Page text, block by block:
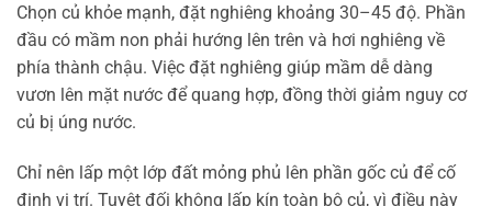
Chọn củ khỏe mạnh, đặt nghiêng khoảng 30–45 độ. Phần
đầu có mầm non phải hướng lên trên và hơi nghiêng về
phía thành chậu. Việc đặt nghiêng giúp mầm dễ dàng
vươn lên mặt nước để quang hợp, đồng thời giảm nguy cơ
củ bị úng nước.
Chỉ nên lấp một lớp đất mỏng phủ lên phần gốc củ để cố
định vị trí. Tuyệt đối không lấp kín toàn bộ củ, vì điều này